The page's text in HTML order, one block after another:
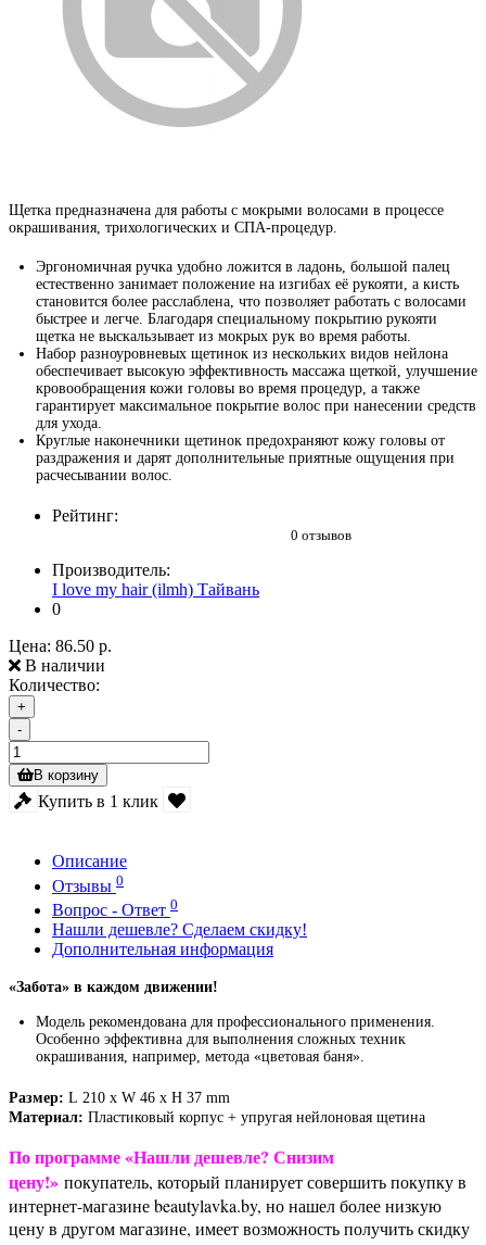
Щетка предназначена для работы с мокрыми волосами в процессе
окрашивания, трихологических и СПА-процедур.
Эргономичная ручка удобно ложится в ладонь, большой палец
естественно занимает положение на изгибах её рукояти, а кисть
становится более расслаблена, что позволяет работать с волосами
быстрее и легче. Благодаря специальному покрытию рукояти
щетка не выскальзывает из мокрых рук во время работы.
Набор разноуровневых щетинок из нескольких видов нейлона
обеспечивает высокую эффективность массажа щеткой, улучшение
кровообращения кожи головы во время процедур, а также
гарантирует максимальное покрытие волос при нанесении средств
для ухода.
Круглые наконечники щетинок предохраняют кожу головы от
раздражения и дарят дополнительные приятные ощущения при
расчесывании волос.
Рейтинг:
0 отзывов
Производитель:
I love my hair (ilmh) Тайвань
0
Цена: 86.50 р.
В наличии
Количество:
+
-
В корзину
Купить в 1 клик
Описание
Отзывы 0
Вопрос - Ответ 0
Нашли дешевле? Сделаем скидку!
Дополнительная информация
«Забота» в каждом движении!
Модель рекомендована для профессионального применения.
Особенно эффективна для выполнения сложных техник
окрашивания, например, метода «цветовая баня».
Размер: L 210 x W 46 x H 37 mm
Материал: Пластиковый корпус + упругая нейлоновая щетина
По программе «Нашли дешевле? Снизим
цену!» покупатель, который планирует совершить покупку в
интернет-магазине beautylavka.by, но нашел более низкую
цену в другом магазине, имеет возможность получить скидку